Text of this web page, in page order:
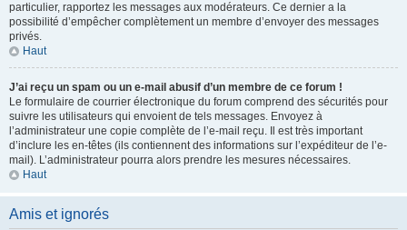
particulier, rapportez les messages aux modérateurs. Ce dernier a la
possibilité d’empêcher complètement un membre d’envoyer des messages
privés.
Haut
J’ai reçu un spam ou un e-mail abusif d’un membre de ce forum !
Le formulaire de courrier électronique du forum comprend des sécurités pour
suivre les utilisateurs qui envoient de tels messages. Envoyez à
l’administrateur une copie complète de l’e-mail reçu. Il est très important
d’inclure les en-têtes (ils contiennent des informations sur l’expéditeur de l’e-
mail). L’administrateur pourra alors prendre les mesures nécessaires.
Haut
Amis et ignorés